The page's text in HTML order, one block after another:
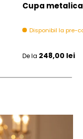
Cupa
Disponibil la pre-
Pret initial
De la 248,00 lei